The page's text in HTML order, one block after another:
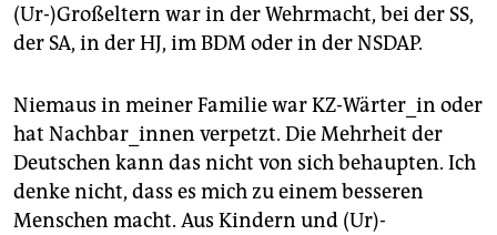
(Ur-)Großeltern war in der Wehrmacht, bei der SS,
der SA, in der HJ, im BDM oder in der NSDAP.
Niemaus in meiner Familie war KZ-Wärter_in oder
hat Nachbar_innen verpetzt. Die Mehrheit der
Deutschen kann das nicht von sich behaupten. Ich
denke nicht, dass es mich zu einem besseren
Menschen macht. Aus Kindern und (Ur)-